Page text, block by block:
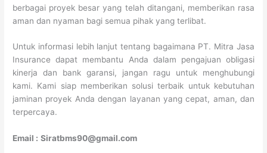
berbagai proyek besar yang telah ditangani, memberikan rasa
aman dan nyaman bagi semua pihak yang terlibat.
Untuk informasi lebih lanjut tentang bagaimana PT. Mitra Jasa
Insurance dapat membantu Anda dalam pengajuan obligasi
kinerja dan bank garansi, jangan ragu untuk menghubungi
kami. Kami siap memberikan solusi terbaik untuk kebutuhan
jaminan proyek Anda dengan layanan yang cepat, aman, dan
terpercaya.
Email : Siratbms90@gmail.com